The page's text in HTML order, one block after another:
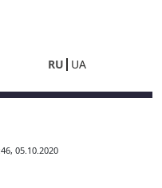
RU UA
05.10.2020